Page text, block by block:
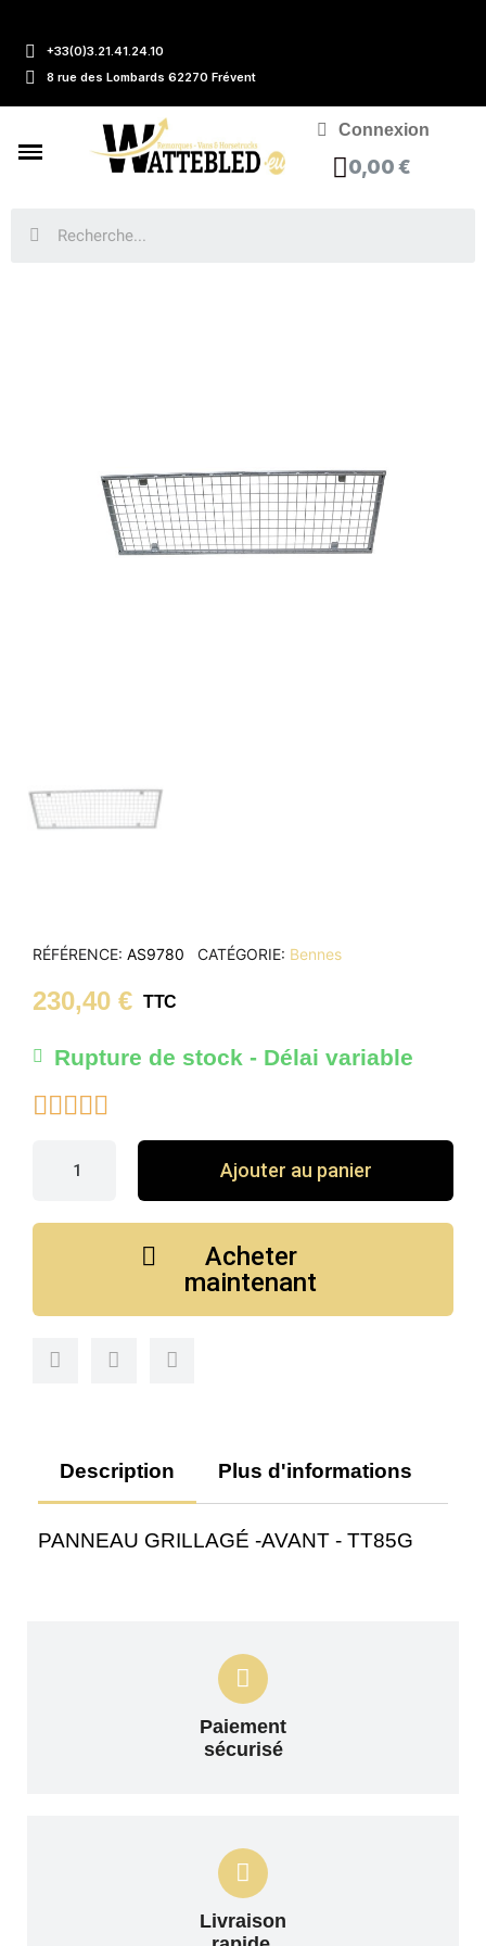
+33(0)3.21.41.24.10
8 rue des Lombards 62270 Frévent
Connexion
0,00 €
RÉFÉRENCE AS9780 CATÉGORIE Bennes
230,40 € TTC
Rupture de stock - Délai variable

Ajouter au panier
Acheter
maintenant
Description Plus d'informations
PANNEAU GRILLAGÉ -AVANT - TT85G
Paiement
sécurisé
Livraison